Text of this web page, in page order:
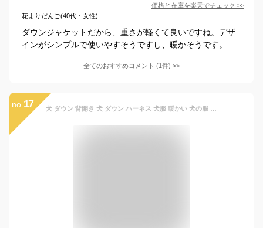
価格と在庫を楽天でチェック >>
花よりだんご(40代・女性)
ダウンジャケットだから、重さが軽くて良いですね。デザ
インがシンプルで使いやすそうですし、暖かそうです。
全てのおすすめコメント (1件) >
no. 17 犬 ダウン 背開き 犬 ダウン ハーネス 犬服 暖かい 犬の服 ボア ダウン ジャケット コート 小型犬 中型犬 大型犬 秋 秋服 冬 冬用 冬服 秋冬 おしゃれ おもしろ かわいい 可愛い 着せやすい セール 女の子 男の子 オス メス 背中開き 保温 ベストチワワ ダウン ジャケット